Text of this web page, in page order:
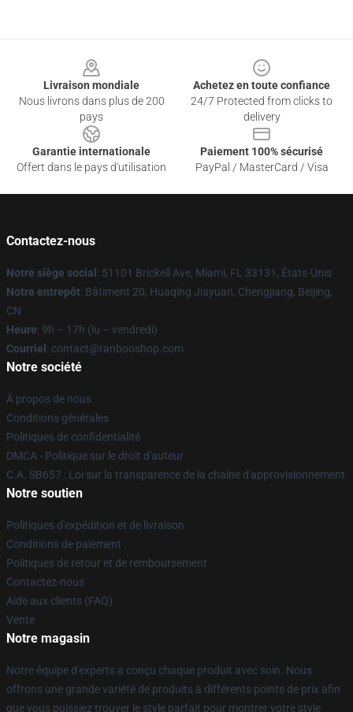
Livraison mondiale
Nous livrons dans plus de 200
pays
Achetez en toute confiance
24/7 Protected from clicks to
delivery
Garantie internationale
Offert dans le pays d'utilisation
Paiement 100% sécurisé
PayPal / MasterCard / Visa
Contactez-nous
Notre siège social : 51101 Brickell Ave, Miami, FL 33131, États-Unis
Notre entrepôt: Bâtiment 20, Huaqing Jiayuan, Chengjiang, Beijing,
CN
Heure: 9h – 17h (lu – vendredi)
Courriel : contact@ranbooshop.com
Notre société
À propos de nous
Conditions générales
Politiques de confidentialité
DMCA - Politique sur le droit d'auteur
C.A. SB657 : Loi sur la transparence de la chaîne d'approvisionnement
Notre soutien
Politiques d'expédition et de livraison
Conditions de paiement
Politiques de retour et de remboursement
Contactez-nous
Aide aux clients (FAQ)
Vente
Notre magasin
Notre équipe d'experts a conçu chaque produit avec soin. Nous
offrons une grande variété de produits à différents points de prix afin
que vous puissiez trouver le style parfait pour montrer votre style